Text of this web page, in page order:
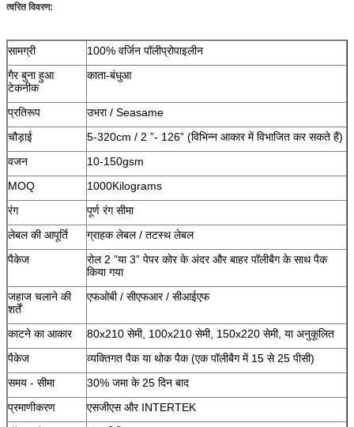
त्वरित विवरण:
सामग्री
100% वर्जिन पॉलीप्रोपाइलीन
गैर बुना हुआ
टेकनीक
काता-बंधुआ
प्रतिरूप
उभरा / Seasame
चौड़ाई
5-320cm / 2 ”- 126” (विभिन्न आकार में विभाजित कर सकते हैं)
वजन
10-150gsm
MOQ
1000Kilograms
रंग
पूर्ण रंग सीमा
लेबल की आपूर्ति
ग्राहक लेबल / तटस्थ लेबल
पैकेज
रोल 2 ”या 3” पेपर कोर के अंदर और बाहर पॉलीबैग के साथ पैक
किया गया
जहाज चलाने की
शर्तें
एफओबी / सीएफआर / सीआईएफ
काटने का आकार
80x210 सेमी, 100x210 सेमी, 150x220 सेमी, या अनुकूलित
पैकेज
व्यक्तिगत पैक या थोक पैक (एक पॉलीबैग में 15 से 25 पीसी)
समय - सीमा
30% जमा के 25 दिन बाद
प्रमाणीकरण
एसजीएस और INTERTEK